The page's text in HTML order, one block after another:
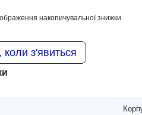
накопичувальної знижки
коли з'явиться